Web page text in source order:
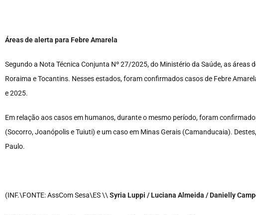
Áreas de alerta para Febre Amarela
Segundo a Nota Técnica Conjunta Nº 27/2025, do Ministério da Saúde, as áreas
Roraima e Tocantins. Nesses estados, foram confirmados casos de Febre
e 2025.
Em relação aos casos em humanos, durante o mesmo período, foram
(Socorro, Joanópolis e Tuiuti) e um caso em Minas Gerais (Camanducaia).
Paulo.
(INF.\FONTE: AssCom Sesa\ES \\ Syria Luppi / Luciana Almeida / Danielly